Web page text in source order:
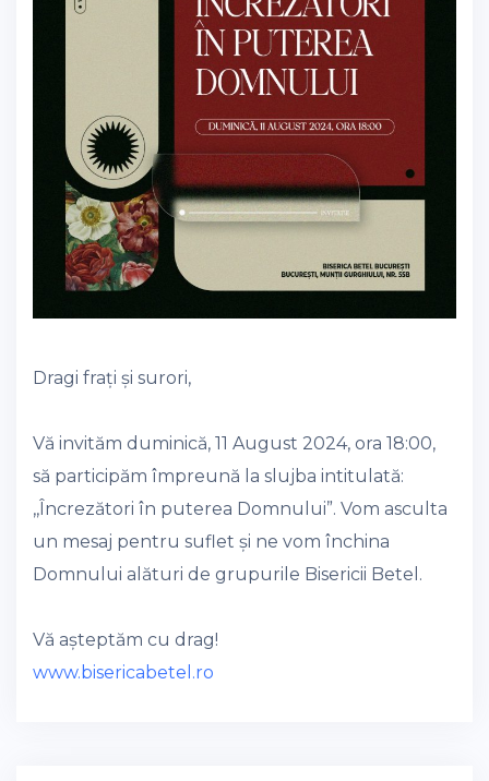
Dragi frați și surori,
Vă invităm duminică, 11 August 2024, ora 18:00,
să participăm împreună la slujba intitulată:
,,Încrezători în puterea Domnului”. Vom asculta
un mesaj pentru suflet și ne vom închina
Domnului alături de grupurile Bisericii Betel.
Vă așteptăm cu drag!
www.bisericabetel.ro